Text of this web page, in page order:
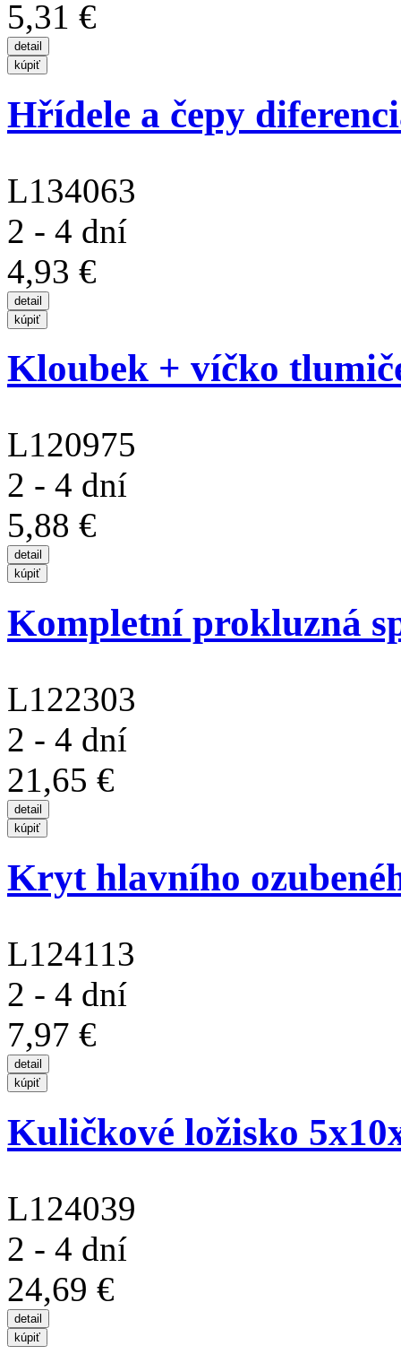
5,31 €
Hřídele a čepy
L134063
2 - 4 dní
4,93 €
Kloubek + víčko
L120975
2 - 4 dní
5,88 €
Kompletní prokluzná
L122303
2 - 4 dní
21,65 €
Kryt hlavního
L124113
2 - 4 dní
7,97 €
Kuličkové ložisko
L124039
2 - 4 dní
24,69 €